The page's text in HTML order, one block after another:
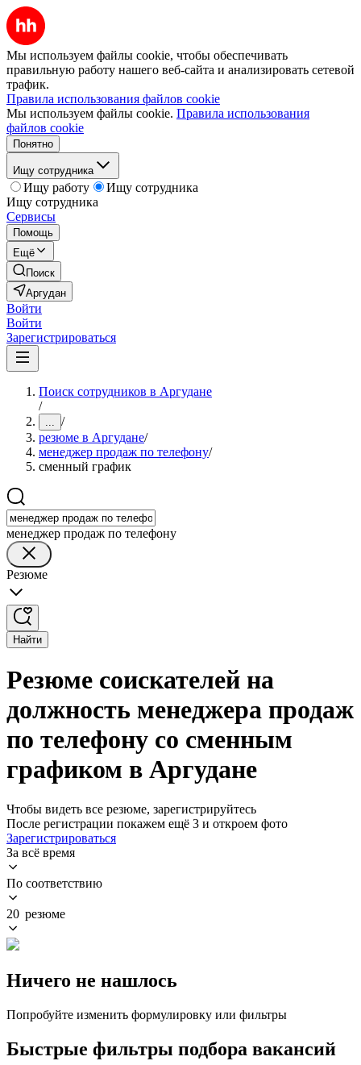
Мы используем файлы cookie, чтобы обеспечивать
правильную работу нашего веб-сайта и анализировать сетевой
трафик.
Правила использования файлов cookie
Мы используем файлы cookie. Правила использования
файлов cookie
Понятно
Ищу сотрудника
Ищу работу
Ищу сотрудника
Ищу сотрудника
Сервисы
Помощь
Ещё
Поиск
Аргудан
Войти
Войти
Зарегистрироваться
Поиск сотрудников в Аргудане
/
... /
резюме в Аргудане/
менеджер продаж по телефону/
сменный график
менеджер продаж по телефону
Резюме
Найти
Резюме соискателей на
должность менеджера продаж
по телефону со сменным
графиком в Аргудане
Чтобы видеть все резюме, зарегистрируйтесь
После регистрации покажем ещё 3 и откроем фото
Зарегистрироваться
За всё время
По соответствию
20 резюме
Ничего не нашлось
Попробуйте изменить формулировку или фильтры
Быстрые фильтры подбора вакансий